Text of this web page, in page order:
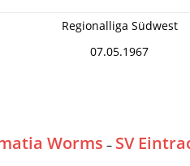
Regionalliga Südwest
07.05.1967
Worms – SV